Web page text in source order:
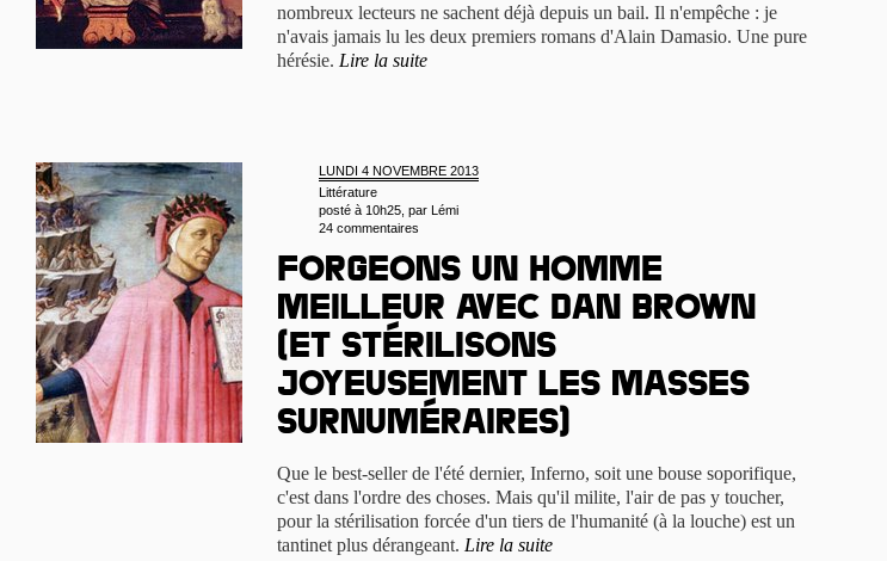
nombreux lecteurs ne sachent déjà depuis un bail. Il n'empêche : je
n'avais jamais lu les deux premiers romans d'Alain Damasio. Une pure
hérésie. Lire la suite
LUNDI 4 NOVEMBRE 2013
Littérature
posté à 10h25, par Lémi
24 commentaires
Forgeons un homme
meilleur avec Dan Brown
(et stérilisons
joyeusement les masses
surnuméraires)
Que le best-seller de l'été dernier, Inferno, soit une bouse soporifique,
c'est dans l'ordre des choses. Mais qu'il milite, l'air de pas y toucher,
pour la stérilisation forcée d'un tiers de l'humanité (à la louche) est un
tantinet plus dérangeant. Lire la suite